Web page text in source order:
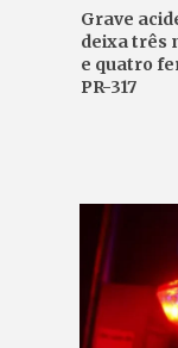
Grave
deixa três
e quatro
PR-317